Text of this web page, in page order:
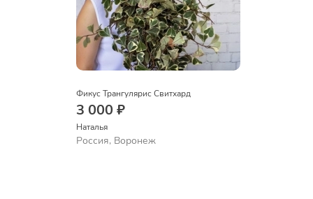
Фикус Трангулярис Свитхард
3 000 ₽
Наталья
Россия, Воронеж